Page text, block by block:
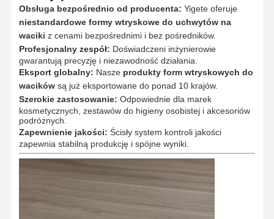
Produkty
Po Fabryce
Obsługa bezpośrednio od producenta: Yigete oferuje
niestandardowe formy wtryskowe do uchwytów na
waciki z cenami bezpośrednimi i bez pośredników.
Profesjonalny zespół: Doświadczeni inżynierowie
gwarantują precyzję i niezawodność działania.
Eksport globalny: Nasze produkty form wtryskowych do
wacikówsą już eksportowane do ponad 10 krajów.
Szerokie zastosowanie: Odpowiednie dla marek
kosmetycznych, zestawów do higieny osobistej i akcesoriów
podróżnych.
Zapewnienie jakości: Ścisły system kontroli jakości
zapewnia stabilną produkcję i spójne wyniki.